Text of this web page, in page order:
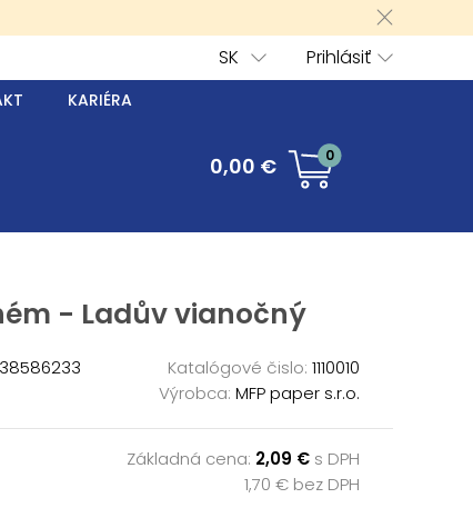
Prihlásiť
SK
KARIÉRA
0,00 € 0
- Ladův vianočný
Katalógové čislo: 1110010
Výrobca: MFP paper s.r.o.
Základná cena: 2,09 € s DPH
1,70 € bez DPH